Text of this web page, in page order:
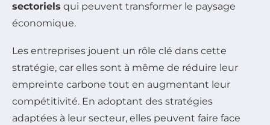
sectoriels qui peuvent transformer le paysage
économique.
Les entreprises jouent un rôle clé dans cette
stratégie, car elles sont à même de réduire leur
empreinte carbone tout en augmentant leur
compétitivité. En adoptant des stratégies
adaptées à leur secteur, elles peuvent faire face